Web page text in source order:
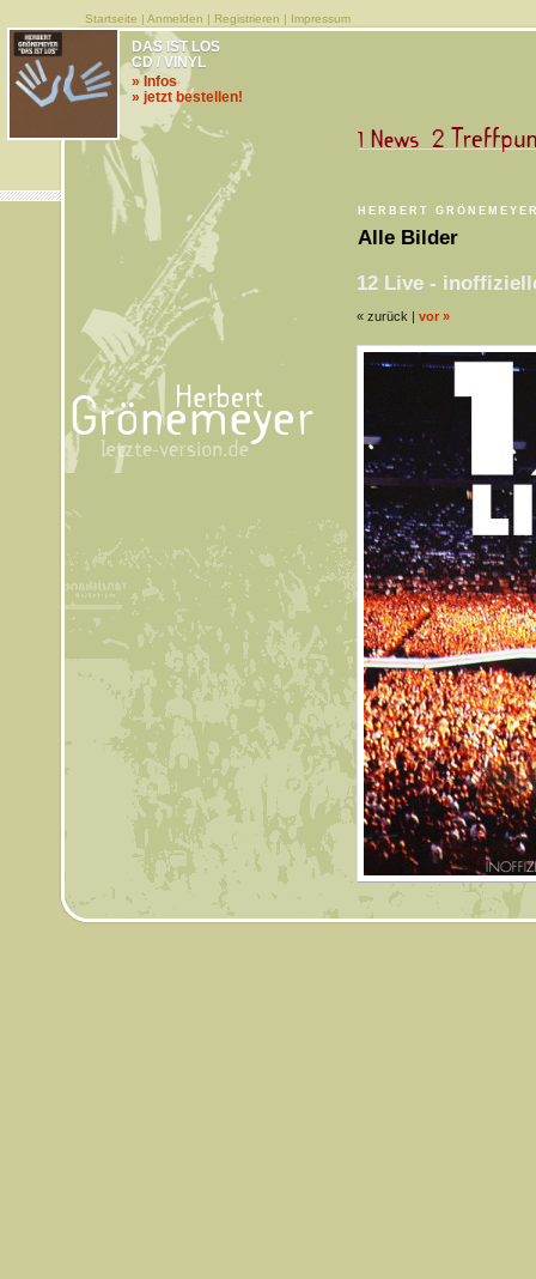
Startseite | Anmelden | Registrieren | Impressum
HERBERT
Alle Bilder
DAS IST LOS
CD / VINYL
» Infos
» jetzt bestellen!
12 Live -
« zurück | vor »